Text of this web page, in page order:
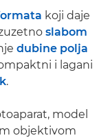
koji daje
slabom
dubine polja
i lagani
.
model
objektivom